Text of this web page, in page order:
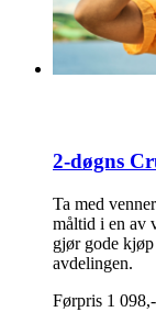
2-døgns
Ta med
måltid i en av
gjør gode
avdelingen.
Førpris 1 098,-